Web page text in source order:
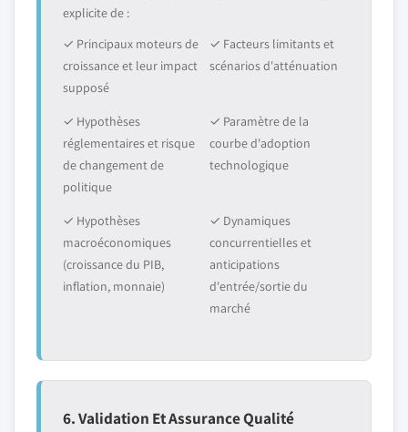
explicite de :
✓ Principaux moteurs de
croissance et leur impact
supposé
✓ Facteurs limitants et
scénarios d'atténuation
✓ Hypothèses
réglementaires et risque
de changement de
politique
✓ Paramètre de la
courbe d'adoption
technologique
✓ Hypothèses
macroéconomiques
(croissance du PIB,
inflation, monnaie)
✓ Dynamiques
concurrentielles et
anticipations
d'entrée/sortie du
marché
6. Validation Et Assurance Qualité